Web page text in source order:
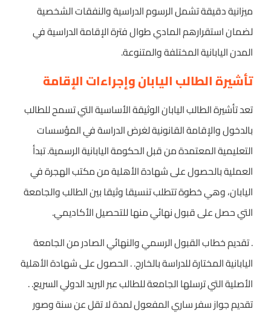
ميزانية دقيقة تشمل الرسوم الدراسية والنفقات الشخصية
لضمان استقرارهم المادي طوال فترة الإقامة الدراسية في
المدن اليابانية المختلفة والمتنوعة.
تأشيرة الطالب اليابان وإجراءات الإقامة
تعد تأشيرة الطالب اليابان الوثيقة الأساسية التي تسمح للطالب
بالدخول والإقامة القانونية لغرض الدراسة في المؤسسات
التعليمية المعتمدة من قبل الحكومة اليابانية الرسمية. تبدأ
العملية بالحصول على شهادة الأهلية من مكتب الهجرة في
اليابان، وهي خطوة تتطلب تنسيقا وثيقا بين الطالب والجامعة
التي حصل على قبول نهائي منها للتحصيل الأكاديمي.
. تقديم خطاب القبول الرسمي والنهائي الصادر من الجامعة
اليابانية المختارة للدراسة بالخارج. . الحصول على شهادة الأهلية
الأصلية التي ترسلها الجامعة للطالب عبر البريد الدولي السريع. .
تقديم جواز سفر ساري المفعول لمدة لا تقل عن سنة وصور